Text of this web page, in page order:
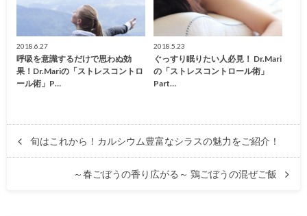
2018.6.27
呼吸を意識するだけで思わぬ効
果！Dr.Mariの「ストレスコントロ
ール術」P…
2018.5.23
ぐっすり眠りたい人必見！ Dr.Mari
の「ストレスコントロール術」
Part…
旬はこれから！カルシウム豊富なシラスの魅力をご紹介！
～春ごぼうの香り広がる～ 鶏ごぼうの混ぜご飯